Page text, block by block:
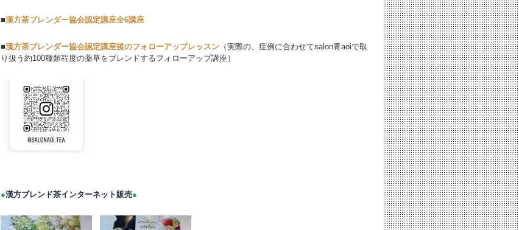
■漢方茶ブレンダー協会認定講座全6講座
■漢方茶ブレンダー協会認定講座後のフォローアップレッスン （実際の、症例に合わせてsalon青aoiで取
り扱う約100種類程度の薬草をブレンドするフォローアップ講座）
●漢方ブレンド茶インターネット販売●